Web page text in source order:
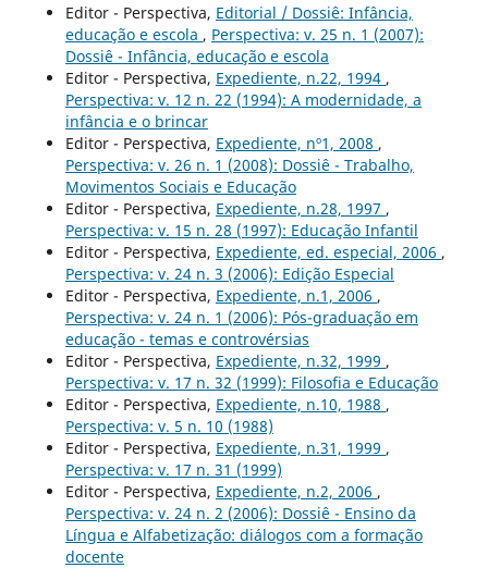
Editor - Perspectiva, Editorial / Dossiê: Infância,
educação e escola , Perspectiva: v. 25 n. 1 (2007):
Dossiê - Infância, educação e escola
Editor - Perspectiva, Expediente, n.22, 1994 ,
Perspectiva: v. 12 n. 22 (1994): A modernidade, a
infância e o brincar
Editor - Perspectiva, Expediente, nº1, 2008 ,
Perspectiva: v. 26 n. 1 (2008): Dossiê - Trabalho,
Movimentos Sociais e Educação
Editor - Perspectiva, Expediente, n.28, 1997 ,
Perspectiva: v. 15 n. 28 (1997): Educação Infantil
Editor - Perspectiva, Expediente, ed. especial, 2006 ,
Perspectiva: v. 24 n. 3 (2006): Edição Especial
Editor - Perspectiva, Expediente, n.1, 2006 ,
Perspectiva: v. 24 n. 1 (2006): Pós-graduação em
educação - temas e controvérsias
Editor - Perspectiva, Expediente, n.32, 1999 ,
Perspectiva: v. 17 n. 32 (1999): Filosofia e Educação
Editor - Perspectiva, Expediente, n.10, 1988 ,
Perspectiva: v. 5 n. 10 (1988)
Editor - Perspectiva, Expediente, n.31, 1999 ,
Perspectiva: v. 17 n. 31 (1999)
Editor - Perspectiva, Expediente, n.2, 2006 ,
Perspectiva: v. 24 n. 2 (2006): Dossiê - Ensino da
Língua e Alfabetização: diálogos com a formação
docente